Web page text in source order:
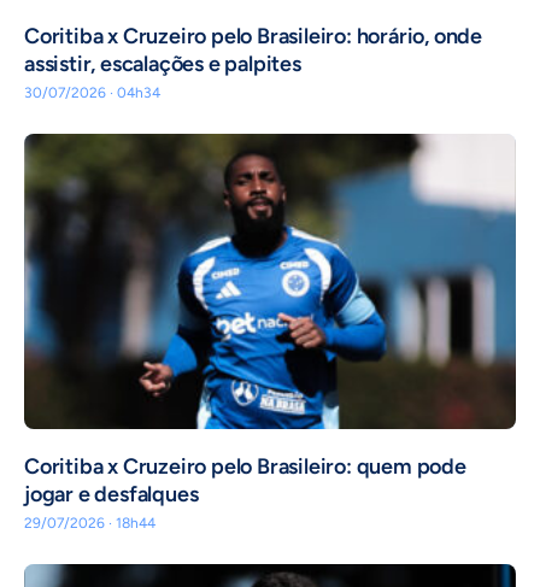
Coritiba x Cruzeiro pelo Brasileiro: horário, onde
assistir, escalações e palpites
30/07/2026 · 04h34
Coritiba x Cruzeiro pelo Brasileiro: quem pode
jogar e desfalques
29/07/2026 · 18h44